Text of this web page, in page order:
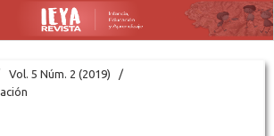
Vol. 5 Núm. 2 (2019)
/